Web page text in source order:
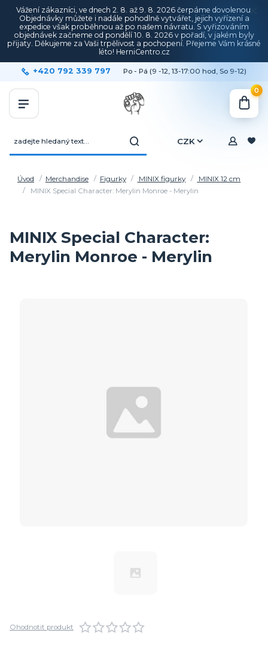
Vážení zákazníci, ve dnech 2. 8. až 9. 8. 2026 čerpáme dovolenou.
Objednávky můžete i nadále pohodlně vytvářet, jejich vyřízení a
expedice však proběhnou až po našem návratu. S vyřizováním
objednávek začneme od pondělí 10. 8. 2026 v pořadí, v jakém byly
přijaty. Děkujeme za Vaši trpělivost a pochopení. Přejeme Vám krásné
léto! HerniCentro.cz
CZK
+420 792 339 797 Po - Pá (9 -12, 13-17:00 hod, So 9-12)
0
Úvod Merchandise Figurky MINIX figurky
MINIX 12 cm
MINIX Special Character: Merylin Monroe - Merylin
MINIX Special Character:
Merylin Monroe - Merylin
Ohodnotit produkt